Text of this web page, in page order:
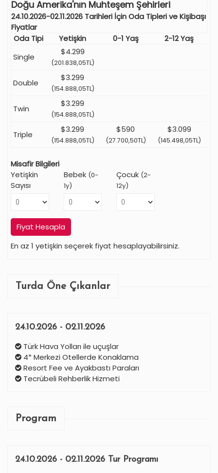
Doğu Amerika'nın Muhteşem Şehirleri
24.10.2026-02.11.2026 Tarihleri İçin Oda Tipleri ve Kişibaşı
Fiyatlar
Oda Tipi
Yetişkin 0-1 Yaş
2-12 Yaş
Single
$4.299
(201.838,05TL)
Double
$3.299
(154.888,05TL)
Twin
$3.299
(154.888,05TL)
Triple
$3.299
(154.888,05TL)
$590
(27.700,50TL)
$3.099
(145.498,05TL)
Misafir Bilgileri
Yetişkin
Sayısı
Bebek (0-
1y)
Çocuk (2-
12y)
Fiyat Hesapla
En az 1 yetişkin seçerek fiyat hesaplayabilirsiniz.
Turda Öne Çıkanlar
24.10.2026 - 02.11.2026
Türk Hava Yolları ile uçuşlar
4* Merkezi Otellerde Konaklama
Resort Fee ve Ayakbastı Paraları
Tecrübeli Rehberlik Hizmeti
Program
24.10.2026 - 02.11.2026 Tur Programı